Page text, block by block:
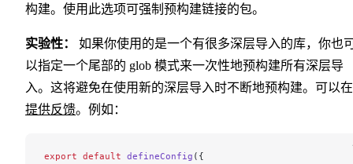
构建。使用此选项可强制预构建链接的包。
实验性：
如果你使用的是一个有很多深层导入的库，你也
以指定一个尾部的 glob 模式来一次性地预构建所有深层导
入。这将避免在使用新的深层导入时不断地预构建。可以
提供反馈。例如：
export default defineConfig ({